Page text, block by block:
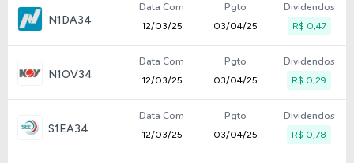
N1DA34
Data Com
12/03/25
Pgto
03/04/25
Dividendos
R$ 0,47
N1OV34
Data Com
12/03/25
Pgto
03/04/25
Dividendos
R$ 0,29
S1EA34
Data Com
12/03/25
Pgto
03/04/25
Dividendos
R$ 0,78